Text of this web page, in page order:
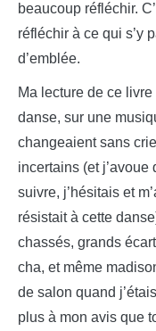
beaucoup réfléchir.
réfléchir à ce qui s’y
d’emblée.
Ma lecture de ce
danse, sur une
changeaient sans
incertains (et j’avoue
suivre, j’hésitais et
résistait à cette
chassés, grands
cha, et même
de salon quand
plus à mon avis que